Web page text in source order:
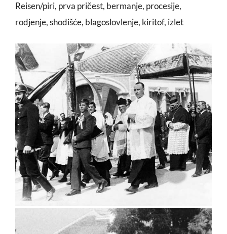
Reisen/piri, prva pričest, bermanje, procesije,
rodjenje, shodišće, blagoslovlenje, kiritof, izlet